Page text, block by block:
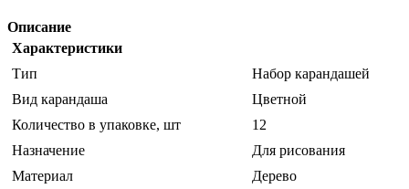
Описание
Характеристики
Тип
Набор карандашей
Вид карандаша
Цветной
Количество в упаковке, шт
12
Назначение
Для рисования
Материал
Дерево